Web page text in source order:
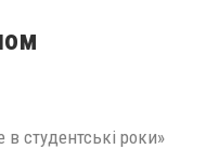
студентські роки»